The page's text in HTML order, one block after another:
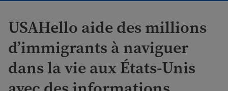
USAHello aide des millions
d’immigrants à naviguer
dans la vie aux États-Unis